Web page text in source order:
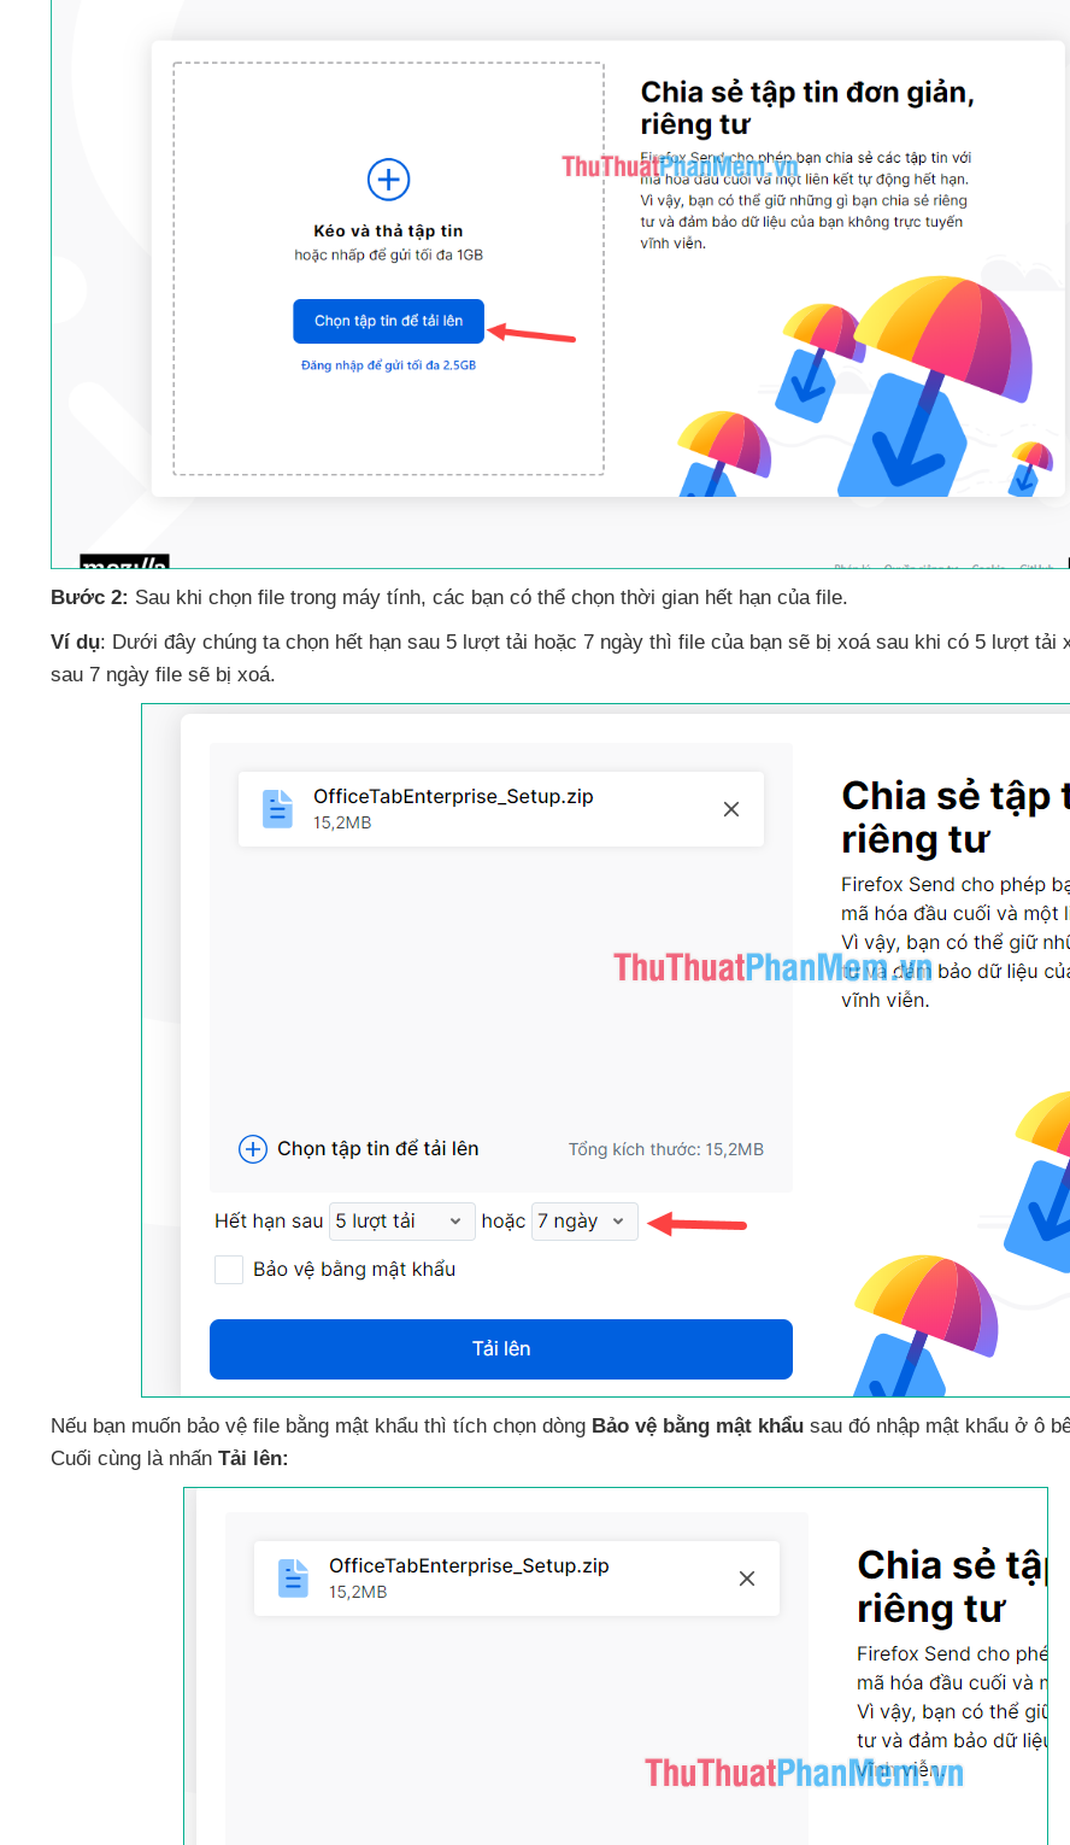
Bước 2: Sau khi chọn file trong máy tính, các bạn có thể chọn thời gian hết hạn của file.
Ví dụ: Dưới đây chúng ta chọn hết hạn sau 5 lượt tải hoặc 7 ngày thì file của bạn sẽ bị xoá sau khi có 5 lượt tải
sau 7 ngày file sẽ bị xoá.
Nếu bạn muốn bảo vệ file bằng mật khẩu thì tích chọn dòng Bảo vệ bằng mật khẩu sau đó nhập mật khẩu ở ô
Cuối cùng là nhấn Tải lên: